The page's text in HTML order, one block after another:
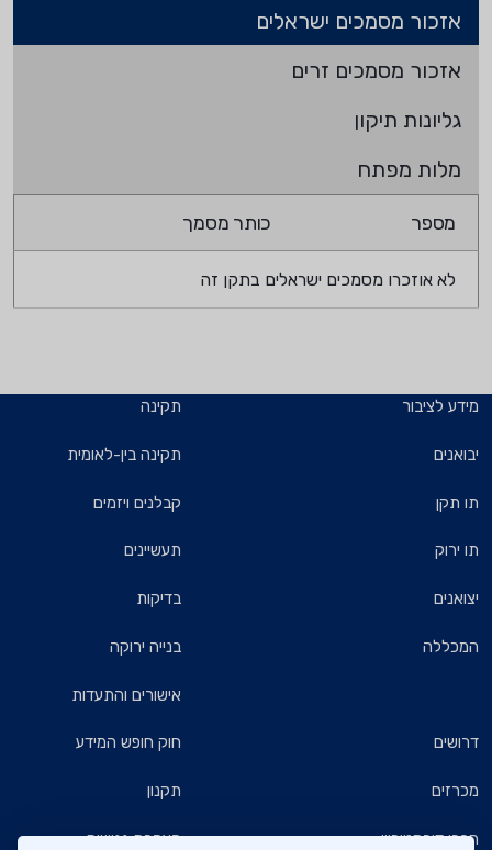
אזכור מסמכים ישראלים
אזכור מסמכים זרים
גליונות תיקון
מלות מפתח
מספר כותר מסמך
לא אוזכרו מסמכים ישראלים בתקן זה
מידע לציבור
יבואנים
תו תקן
תו ירוק
יצואנים
המכללה
תקינה
תקינה בין-לאומית
קבלנים ויזמים
תעשיינים
בדיקות
בנייה ירוקה
אישורים והתעדות
דרושים
מכרזים
חברי דירקטוריון
חוק חופש המידע
תקנון
הצהרת נגישות